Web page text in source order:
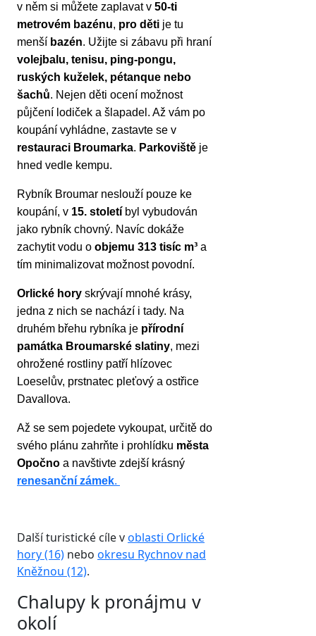
v něm si můžete zaplavat v 50-ti
metrovém bazénu, pro děti je tu
menší bazén. Užijte si zábavu při hraní
volejbalu, tenisu, ping-pongu,
ruských kuželek, pétanque nebo
šachů. Nejen děti ocení možnost
půjčení lodiček a šlapadel. Až vám po
koupání vyhládne, zastavte se v
restauraci Broumarka. Parkoviště je
hned vedle kempu.
Rybník Broumar neslouží pouze ke
koupání, v 15. století byl vybudován
jako rybník chovný. Navíc dokáže
zachytit vodu o objemu 313 tisíc m³ a
tím minimalizovat možnost povodní.
Orlické hory skrývají mnohé krásy,
jedna z nich se nachází i tady. Na
druhém břehu rybníka je přírodní
památka Broumarské slatiny, mezi
ohrožené rostliny patří hlízovec
Loeselův, prstnatec pleťový a ostřice
Davallova.
Až se sem pojedete vykoupat, určitě do
svého plánu zahrňte i prohlídku města
Opočno a navštivte zdejší krásný
renesanční zámek.
Další turistické cíle voblasti Orlické
hory (16) nebo okresu Rychnov nad
Kněžnou (12).
Chalupy k pronájmu v
okolí